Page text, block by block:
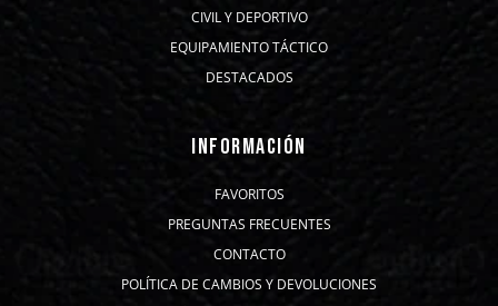
CIVIL Y DEPORTIVO
EQUIPAMIENTO TÁCTICO
DESTACADOS
INFORMACIÓN
FAVORITOS
PREGUNTAS FRECUENTES
CONTACTO
POLÍTICA DE CAMBIOS Y DEVOLUCIONES